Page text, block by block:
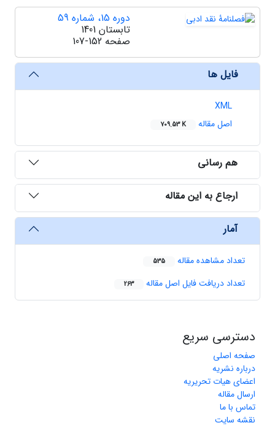
دوره 15، شماره 59
تابستان 1401
صفحه 107-152
فایل ها
XML
اصل مقاله
709.53 K
هم رسانی
ارجاع به این مقاله
آمار
تعداد مشاهده مقاله 535
تعداد دریافت فایل اصل مقاله 263
دسترسی سریع
صفحه اصلی
درباره نشریه
اعضای هیات تحریریه
ارسال مقاله
تماس با ما
نقشه سایت